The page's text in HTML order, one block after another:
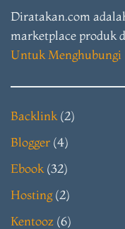
Diratakan.com
marketplace produk
Untuk Menghubungi
Backlink (2)
Blogger (4)
Ebook (32)
Hosting(2)
Kentooz (6)